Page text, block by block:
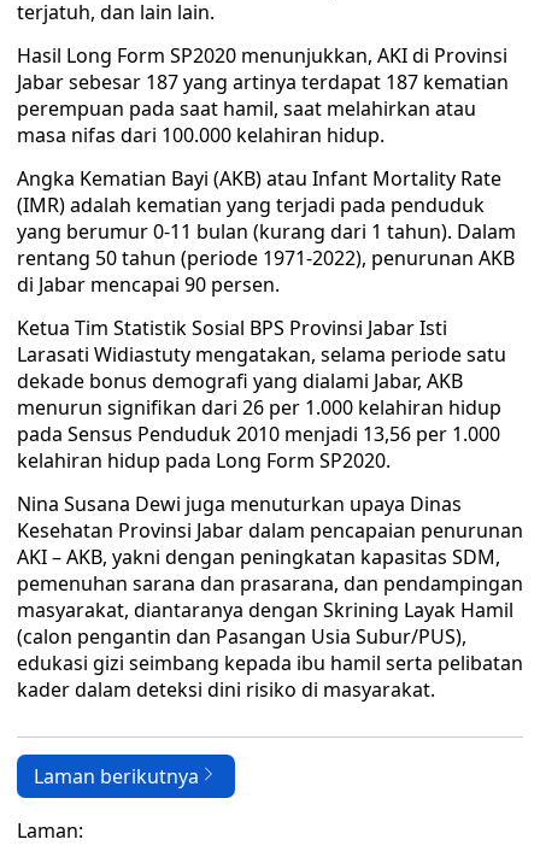
terjatuh, dan lain lain.
Hasil Long Form SP2020 menunjukkan, AKI di Provinsi
Jabar sebesar 187 yang artinya terdapat 187 kematian
perempuan pada saat hamil, saat melahirkan atau
masa nifas dari 100.000 kelahiran hidup.
Angka Kematian Bayi (AKB) atau Infant Mortality Rate
(IMR) adalah kematian yang terjadi pada penduduk
yang berumur 0-11 bulan (kurang dari 1 tahun). Dalam
rentang 50 tahun (periode 1971-2022), penurunan AKB
di Jabar mencapai 90 persen.
Ketua Tim Statistik Sosial BPS Provinsi Jabar Isti
Larasati Widiastuty mengatakan, selama periode satu
dekade bonus demografi yang dialami Jabar, AKB
menurun signifikan dari 26 per 1.000 kelahiran hidup
pada Sensus Penduduk 2010 menjadi 13,56 per 1.000
kelahiran hidup pada Long Form SP2020.
Nina Susana Dewi juga menuturkan upaya Dinas
Kesehatan Provinsi Jabar dalam pencapaian penurunan
AKI – AKB, yakni dengan peningkatan kapasitas SDM,
pemenuhan sarana dan prasarana, dan pendampingan
masyarakat, diantaranya dengan Skrining Layak Hamil
(calon pengantin dan Pasangan Usia Subur/PUS),
edukasi gizi seimbang kepada ibu hamil serta pelibatan
kader dalam deteksi dini risiko di masyarakat.
Laman berikutnya
Laman: